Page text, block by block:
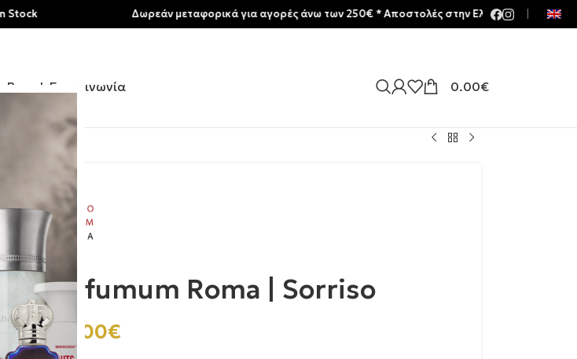
Brands Επικοινωνία 0.00€
Profumum Roma | Sorriso
268.00€
Δωρεάν μεταφορικά για αγορές άνω των 250€ * Aποστολές στην Ελλάδα | Meltemia